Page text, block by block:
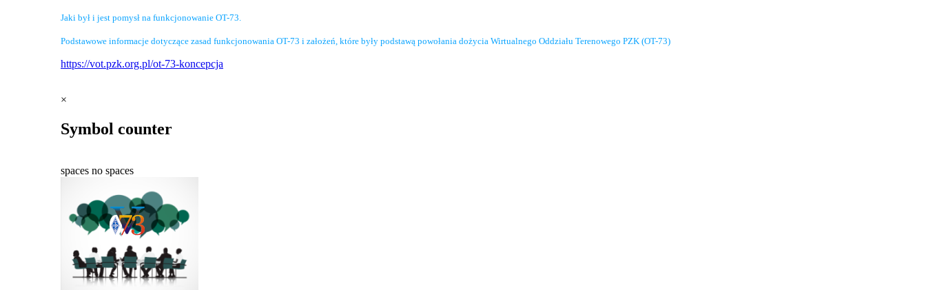
Jaki był i jest pomysł na funkcjonowanie OT-73.
Podstawowe informacje dotyczące zasad funkcjonowania OT-73 i założeń, które były podstawą powołania dożycia Wirtualnego Oddziału Terenowego PZK (OT-73)
https://vot.pzk.org.pl/ot-73-koncepcja
×
Symbol counter
spaces no spaces